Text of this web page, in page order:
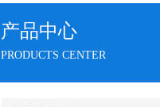
产品中心
PRODUCTS CENTER